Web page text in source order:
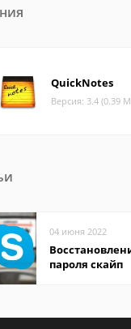
QuickNotes
Версия: 3.4 (0.39
04 июня 2022
пароля скайп